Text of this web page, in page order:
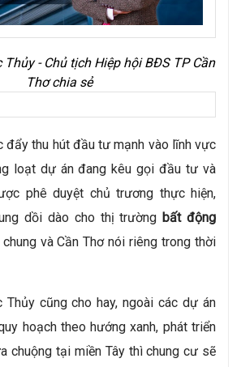
Thủy - Chủ tịch Hiệp hội BĐS TP Cần
Thơ chia sẻ
đẩy thu hút đầu tư mạnh vào lĩnh vực
loạt dự án đang kêu gọi đầu tư và
phê duyệt chủ trương thực hiện,
dồi dào cho thị trường bất động
và Cần Thơ nói riêng trong thời
Thủy cũng cho hay, ngoài các dự án
hoạch theo hướng xanh, phát triển
chuộng tại miền Tây thì chung cư sẽ